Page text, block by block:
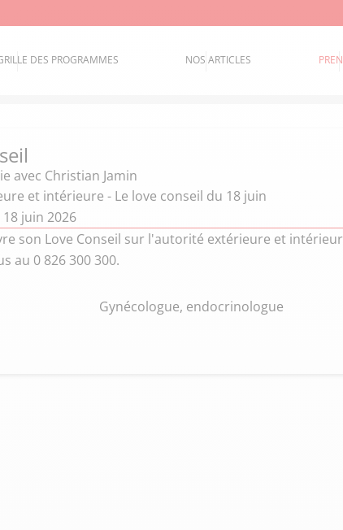
DES PROGRAMMES NOS ARTICLES
avec Christian Jamin
et intérieure - Le love conseil du 18 juin
juin 2026
son Love Conseil sur l'autorité extérieure et
au 0 826 300 300.
Gynécologue, endocrinologue